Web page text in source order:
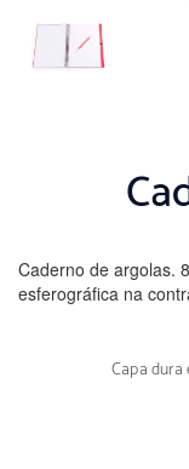
Caderno de argolas.
esferográfica na
Capa